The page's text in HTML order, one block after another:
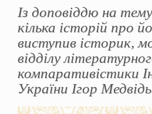
Із доповіддю на
кілька історій про
виступив історик,
відділу
компаративістики
України Ігор